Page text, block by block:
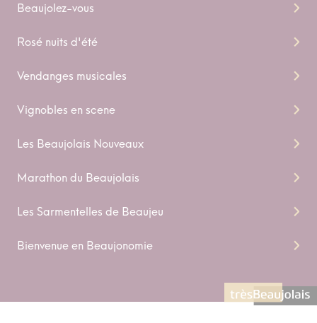
Beaujolez-vous
Rosé nuits d'été
Vendanges musicales
Vignobles en scene
Les Beaujolais Nouveaux
Marathon du Beaujolais
Les Sarmentelles de Beaujeu
Bienvenue en Beaujonomie